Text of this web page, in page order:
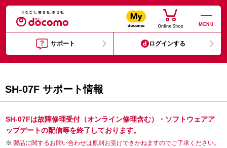
MENU
サポート ログインする
SH-07F サポート情報
SH-07Fは故障修理受付（オンライン修理含む）・ソフトウェアア
ップデートの配信等を終了しております。
製品に関するお問い合わせは原則お受けできかねますのでご了承ください。